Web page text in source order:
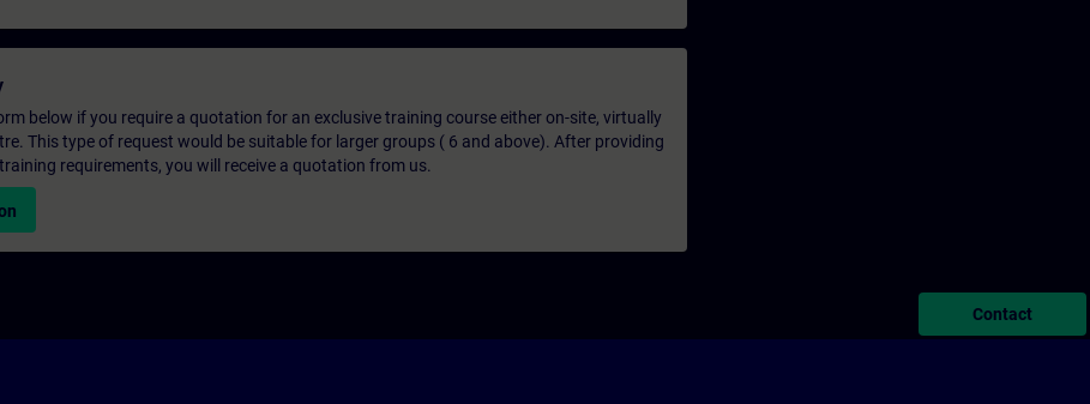
below if you require a quotation for an exclusive training course either on-site, virtually
This type of request would be suitable for larger groups ( 6 and above). After providing
requirements, you will receive a quotation from us.
Contact